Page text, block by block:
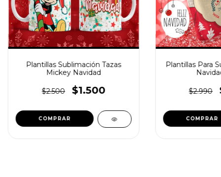
Plantillas Sublimación Tazas
Mickey Navidad
$2.500 $1.500
Plantillas Para
$2.990